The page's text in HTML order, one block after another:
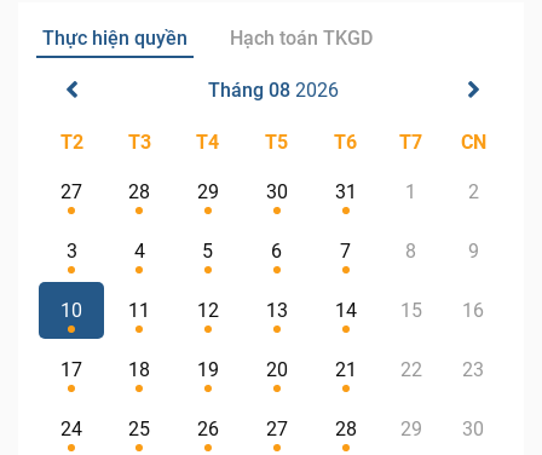
Thực hiện quyền Hạch toán TKGD
Tháng 08 2026
T2 T3 T4 T5 T6 T7 CN
27 28 29 30 31 1 2
3 4 5 6 7 8 9
10 11 12 13 14 15 16
17 18 19 20 21 22 23
24 25 26 27 28 29 30